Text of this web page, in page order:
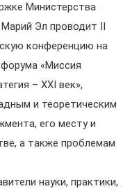
Министерства
Марий Эл проводит II
конференцию на
«Миссия
– XXI век»,
и теоретическим
его месту и
а также проблемам
науки, практики,